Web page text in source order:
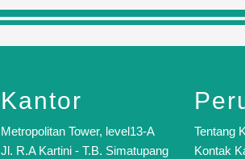
Kantor
Metropolitan Tower, level13-A
Jl. R.A Kartini - T.B. Simatupang
Tentang
Kontak